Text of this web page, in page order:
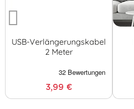
USB-Verlängerungskabel
2 Meter
3,99 €